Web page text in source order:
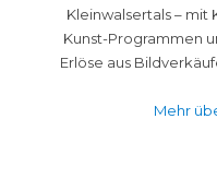
Kleinwalsertals – mit
Kunst-Programmen
Erlöse aus
Mehr